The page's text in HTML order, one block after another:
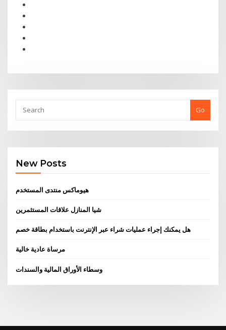
Go
New Posts
هيوماكس منتدى المستخدم
شيا المنازل علاقات المستثمرين
هل يمكنك إجراء عمليات شراء عبر الإنترنت باستخدام بطاقة خصم
مرساة عادية خالية
وسطاء الأوراق المالية والسندات